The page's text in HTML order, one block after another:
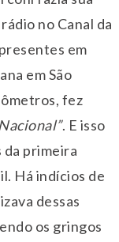
no Canal da
em
em São
fez
. E isso
primeira
Há indícios de
dessas
os gringos